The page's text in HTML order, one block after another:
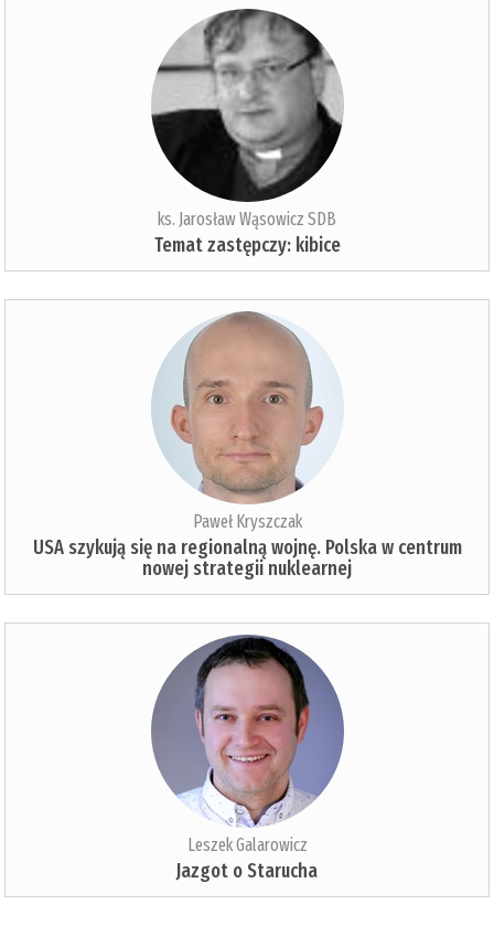
ks. Jarosław Wąsowicz SDB
Temat zastępczy: kibice
Paweł Kryszczak
USA szykują się na regionalną wojnę. Polska w centrum
nowej strategii nuklearnej
Leszek Galarowicz
Jazgot o Starucha